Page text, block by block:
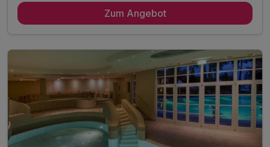
2 x reichhaltiges Frühstück vom Buffet
tägliches Abendessen im Rahmen der Halbpension**
1x Leihfahrrad oder Kanu für 2 Stunden*
freie Nutzung des Wellness- & Fitnessbereichs
Leihbademantel bei Anreise auf dem Zimmer
Aktivitätenprogramm vor Ort inklusive
WLAN im gesamten Hotel
Zum Angebot